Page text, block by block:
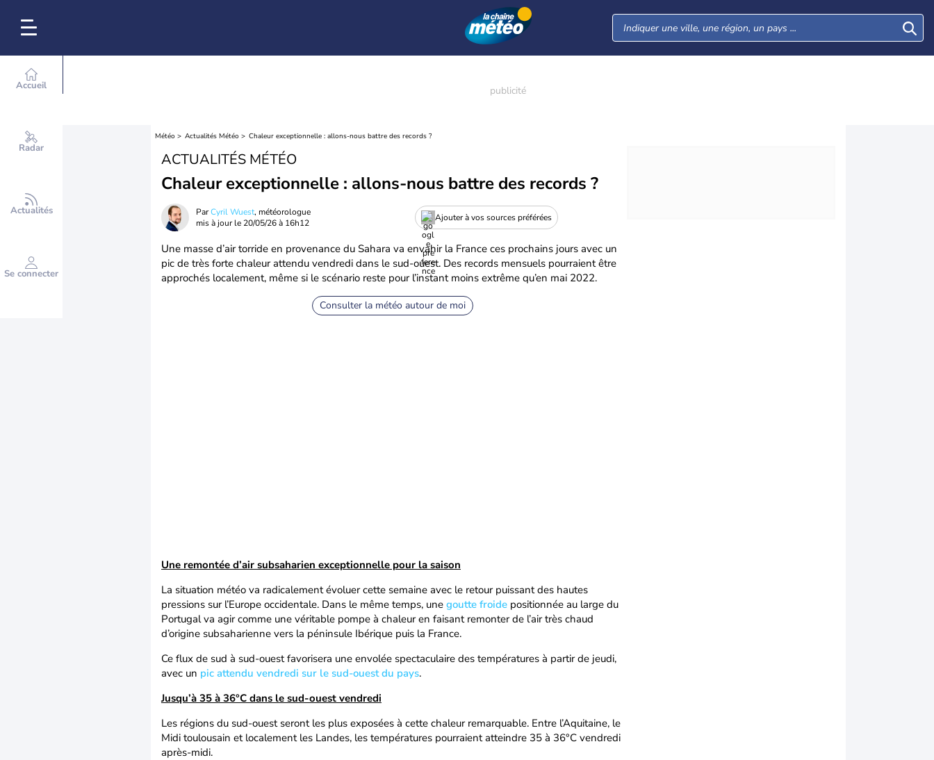
Accueil
Radar
Actualités
Se connecter
Météo Actualités Météo Chaleur exceptionnelle : allons-nous battre des records ?
ACTUALITÉS MÉTÉO
Chaleur exceptionnelle : allons-nous battre des records ?
ParCyril Wuest, météorologue
mis à jour le 20/05/26 à 16h12
Ajouter à vos sources préférées
Une masse d’air torride en provenance du Sahara va envahir la France ces prochains jours avec un
pic de très forte chaleur attendu vendredi dans le sud-ouest. Des records mensuels pourraient être
approchés localement, même si le scénario reste pour l’instant moins extrême qu’en mai 2022.
Consulter la météo autour de moi
Une remontée d’air subsaharien exceptionnelle pour la saison
La situation météo va radicalement évoluer cette semaine avec le retour puissant des hautes
pressions sur l’Europe occidentale. Dans le même temps, une goutte froide positionnée au large du
Portugal va agir comme une véritable pompe à chaleur en faisant remonter de l’air très chaud
d’origine subsaharienne vers la péninsule Ibérique puis la France.
Ce flux de sud à sud-ouest favorisera une envolée spectaculaire des températures à partir de jeudi,
avec un pic attendu vendredi sur le sud-ouest du pays.
Jusqu’à 35 à 36°C dans le sud-ouest vendredi
Les régions du sud-ouest seront les plus exposées à cette chaleur remarquable. Entre l’Aquitaine, le
Midi toulousain et localement les Landes, les températures pourraient atteindre 35 à 36°C vendredi
après-midi.